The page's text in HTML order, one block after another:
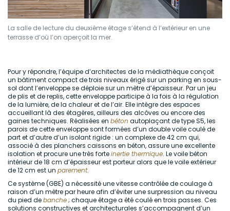
La salle de lecture du deuxième étage s’étend à l’extérieur en une
terrasse d’où l’on aperçoit la mer.
Pour y répondre, l’équipe d’architectes de la médiathèque conçoit
un bâtiment compact de trois niveaux érigé sur un parking en sous-
sol dont l’enveloppe se déploie sur un mètre d’épaisseur. Par un jeu
de plis et de replis, cette enveloppe participe à la fois à la régulation
de la lumière, de la chaleur et de l’air. Elle intègre des espaces
accueillant là des étagères, ailleurs des alcôves ou encore des
gaines techniques. Réalisées en béton autoplaçant de type S5, les
parois de cette enveloppe sont formées d’un double voile coulé de
part et d’autre d’un isolant rigide : un complexe de 42 cm qui,
associé à des planchers caissons en béton, assure une excellente
isolation et procure une très forteinertie thermique. Le voile béton
intérieur de 18 cm d’épaisseur est porteur alors que le voile extérieur
de 12 cm est un parement.
Ce système (GBE) a nécessité une vitesse contrôlée de coulage à
raison d’un mètre par heure afin d’éviter une surpression au niveau
du pied debanche; chaque étage a été coulé en trois passes. Ces
solutions constructives et architecturales s’accompagnent d’un